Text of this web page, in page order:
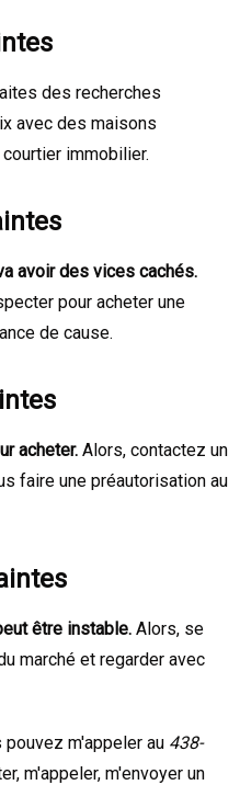
des recherches
avec des maisons
immobilier.
avoir des vices cachés.
pour acheter une
de cause.
acheter. Alors, contactez un
faire une préautorisation au
être instable. Alors, se
marché et regarder avec
m'appeler au 438-
m'appeler, m'envoyer un